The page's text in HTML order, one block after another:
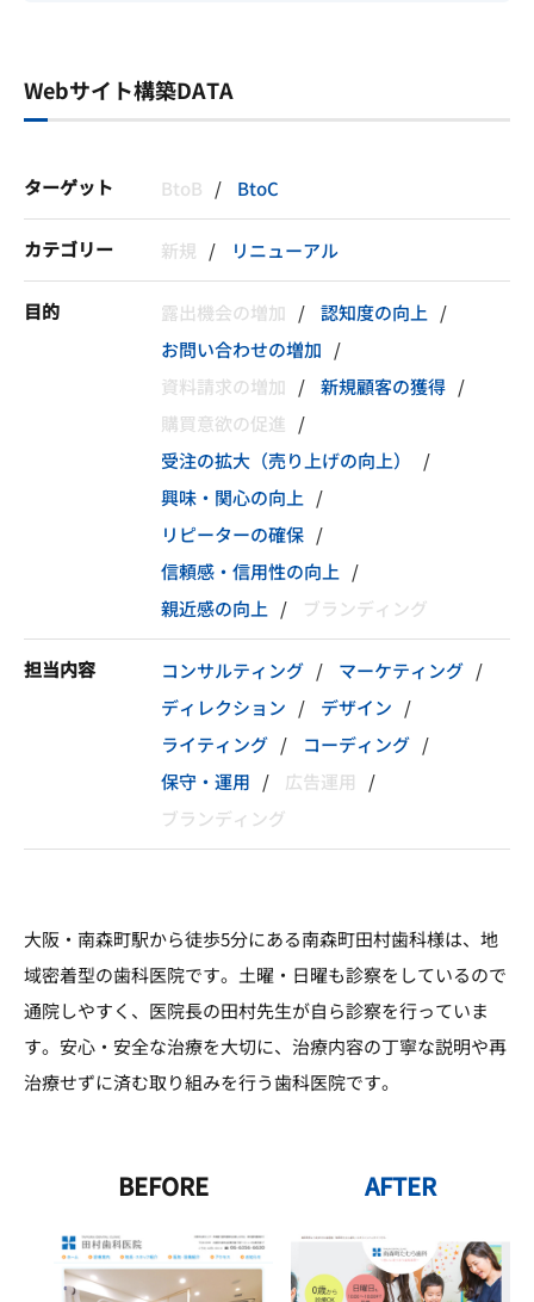
Webサイト構築DATA
ターゲット BtoB BtoC
カテゴリー 新規 リニューアル
目的 露出機会の増加
認知度の向上
お問い合わせの増加
資料請求の増加
新規顧客の獲得
購買意欲の促進
受注の拡大（売り上げの向上）
興味・関心の向上
リピーターの確保
信頼感・信用性の向上
親近感の向上
ブランディング
担当内容 コンサルティング
マーケティング
ディレクション
デザイン
ライティング
コーディング
保守・運用
広告運用
ブランディング
大阪・南森町駅から徒歩5分にある南森町田村歯科様は、地
域密着型の歯科医院です。土曜・日曜も診察をしているので
通院しやすく、医院長の田村先生が自ら診察を行っていま
す。安心・安全な治療を大切に、治療内容の丁寧な説明や再
治療せずに済む取り組みを行う歯科医院です。
BEFORE AFTER